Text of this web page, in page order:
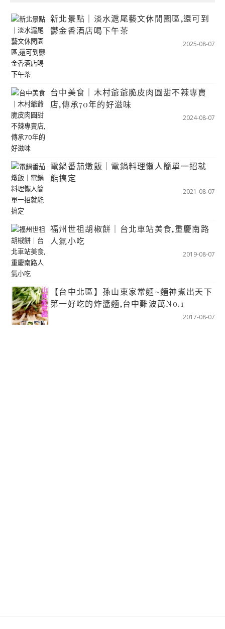
新北景點｜淡水滬尾藝文休閒園區,還可到
鬱金香酒店喝下午茶
2025-08-07
台中美食｜木村爺爺脆皮肉圓甜不辣專賣
店,傳承70年的好滋味
2024-08-07
電鍋番茄燉飯｜電鍋料理懶人簡單一招就
能搞定
2021-08-07
福州世祖胡椒餅｜台北車站美食,重慶南路
人氣小吃
2019-08-07
【台中北區】孫山東家常麵~麵神煮出天下
第一好吃的炸醬麵,台中難波萬No.1
2017-08-07